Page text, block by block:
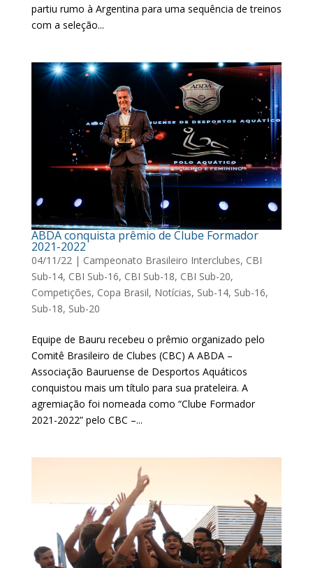
partiu rumo à Argentina para uma sequência de treinos
com a seleção...
ABDA conquista prêmio de Clube Formador
2021-2022
04/11/22| Campeonato Brasileiro Interclubes, CBI
Sub-14, CBI Sub-16, CBI Sub-18, CBI Sub-20,
Competições, Copa Brasil, Notícias, Sub-14, Sub-16,
Sub-18, Sub-20
Equipe de Bauru recebeu o prêmio organizado pelo
Comitê Brasileiro de Clubes (CBC) A ABDA –
Associação Bauruense de Desportos Aquáticos
conquistou mais um título para sua prateleira. A
agremiação foi nomeada como “Clube Formador
2021-2022” pelo CBC –...